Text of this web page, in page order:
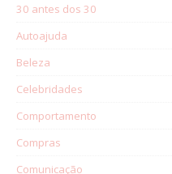
30 antes dos 30
Autoajuda
Beleza
Celebridades
Comportamento
Compras
Comunicação